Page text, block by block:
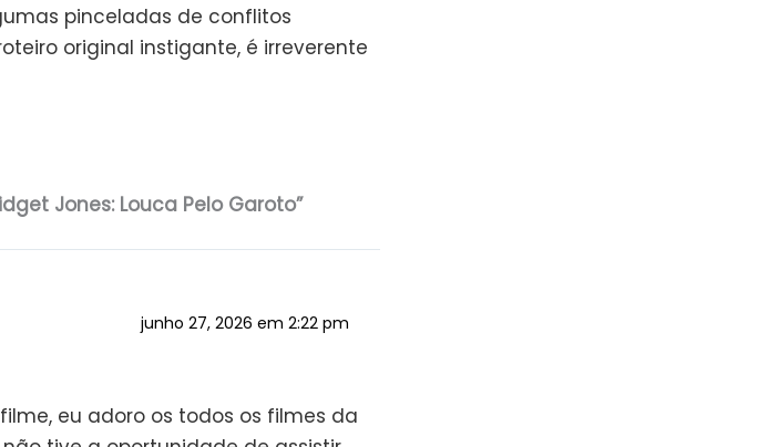
pinceladas de conflitos
original instigante, é irreverente
Jones: Louca Pelo Garoto”
junho 27, 2026 em 2:22 pm
eu adoro os todos os filmes da